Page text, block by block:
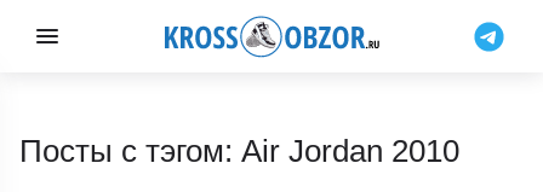
Посты с тэгом: Air Jordan 2010